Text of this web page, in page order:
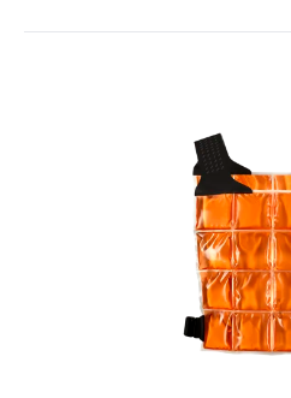
Die Lagerung von Insulin
dass es während der
stabil und wirksam bleibt
Bei niedrigeren
sich der Abbau der
Risiko eines
Bei einer Temperatur von
das Insulin bequem